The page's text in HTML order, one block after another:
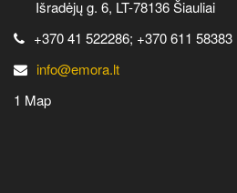
Išradėjų g. 6, LT-78136 Šiauliai
+370 41 522286; +370 611 58383
info@emora.lt
1 Map